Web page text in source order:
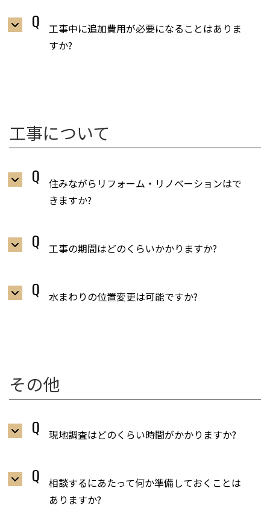
工事中に追加費用が必要になることはありま
すか?
工事について
住みながらリフォーム・リノベーションはで
きますか?
工事の期間はどのくらいかかりますか?
水まわりの位置変更は可能ですか?
その他
現地調査はどのくらい時間がかかりますか?
相談するにあたって何か準備しておくことは
ありますか?